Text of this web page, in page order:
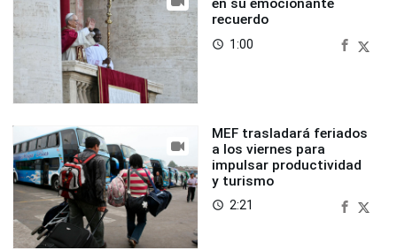
en su emocionante
recuerdo
access_time 1:00
MEF trasladará feriados
a los viernes para
impulsar productividad
y turismo
access_time 2:21